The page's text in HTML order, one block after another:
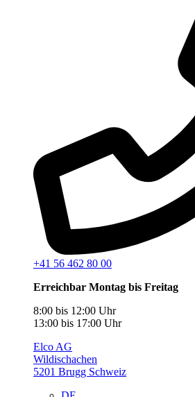
+41 56 462 80 00
Erreichbar Montag bis Freitag
8:00 bis 12:00 Uhr
13:00 bis 17:00 Uhr
Elco AG
Wildischachen
5201 Brugg Schweiz